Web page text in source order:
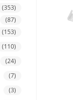
(353)
(87)
(153)
(110)
(24)
(7)
(3)